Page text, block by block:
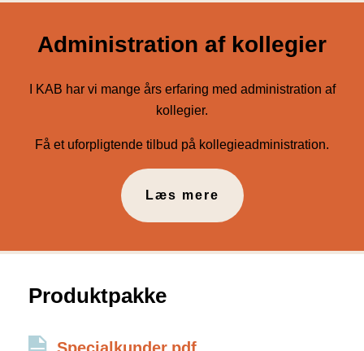
Administration af kollegier
I KAB har vi mange års erfaring med administration af
kollegier.
Få et uforpligtende tilbud på kollegieadministration.
Læs mere
Produktpakke